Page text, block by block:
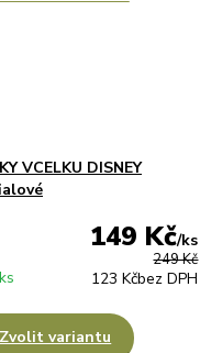
VCELKU DISNEY
249 Kč
149 Kč/ks
123 Kčbez DPH
Zvolit variantu